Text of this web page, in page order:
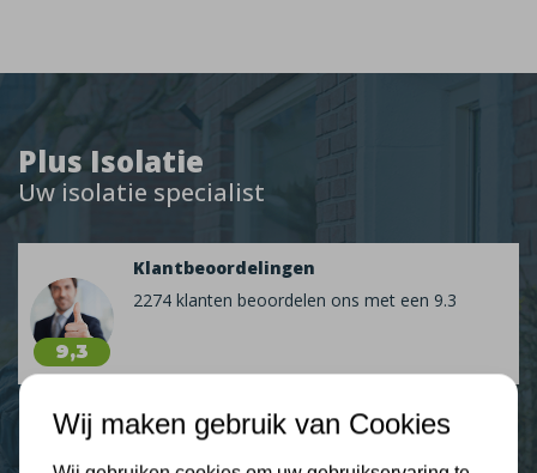
Plus Isolatie
Uw isolatie specialist
9,3
Klantbeoordelingen
2274 klanten beoordelen ons met een 9.3
Wij maken gebruik van Cookies